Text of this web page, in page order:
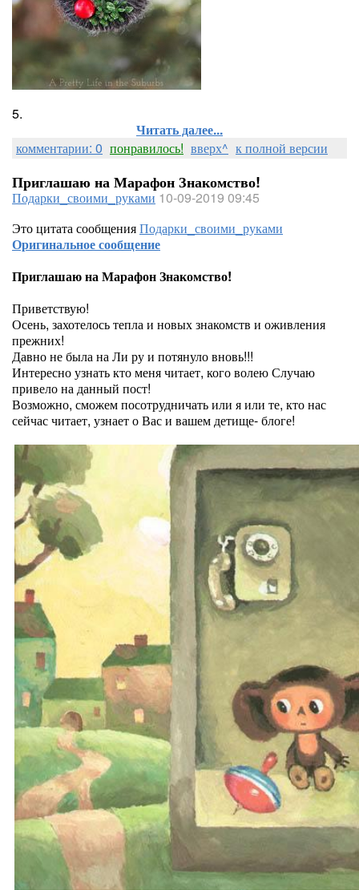
5.
Читать далее...
комментарии: 0 понравилось! вверх^ к полной версии
Приглашаю на Марафон Знакомство!
Подарки_своими_руками 10-09-2019 09:45
Это цитата сообщенияПодарки_своими_руками
Оригинальное сообщение
Приглашаю на Марафон Знакомство!
Приветствую!
Осень, захотелось тепла и новых знакомств и оживления
прежних!
Давно не была на Ли ру и потянуло вновь!!!
Интересно узнать кто меня читает, кого волею Случаю
привело на данный пост!
Возможно, сможем посотрудничать или я или те, кто нас
сейчас читает, узнает о Вас и вашем детище- блоге!